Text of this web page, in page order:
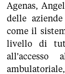
Agenas,
delle
come il
livello di
all'accesso